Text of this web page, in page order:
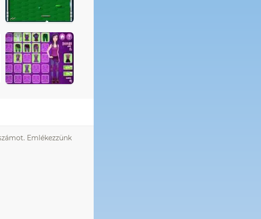
Emlékezzünk